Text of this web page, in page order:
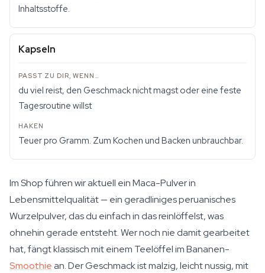
Inhaltsstoffe.
Kapseln
du viel reist, den Geschmack nicht magst oder eine feste
Tagesroutine willst
Teuer pro Gramm. Zum Kochen und Backen unbrauchbar.
Im Shop führen wir aktuell ein Maca-Pulver in
Lebensmittelqualität — ein geradliniges peruanisches
Wurzelpulver, das du einfach in das reinlöffelst, was
ohnehin gerade entsteht. Wer noch nie damit gearbeitet
hat, fängt klassisch mit einem Teelöffel im Bananen-
Smoothiean. Der Geschmack ist malzig, leicht nussig, mit